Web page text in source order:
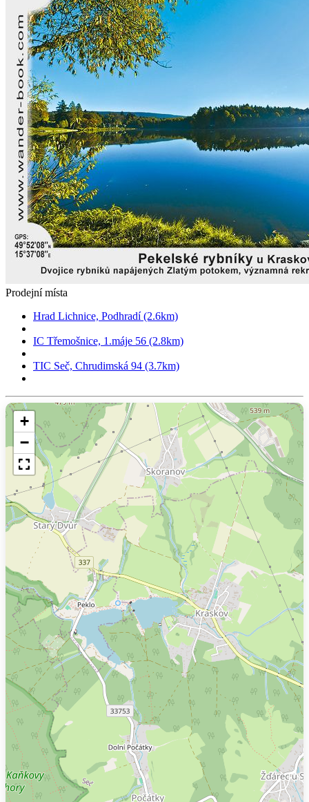
Prodejní místa
Hrad Lichnice, Podhradí (2.6km)
IC Třemošnice, 1.máje 56 (2.8km)
TIC Seč, Chrudimská 94 (3.7km)
+
−